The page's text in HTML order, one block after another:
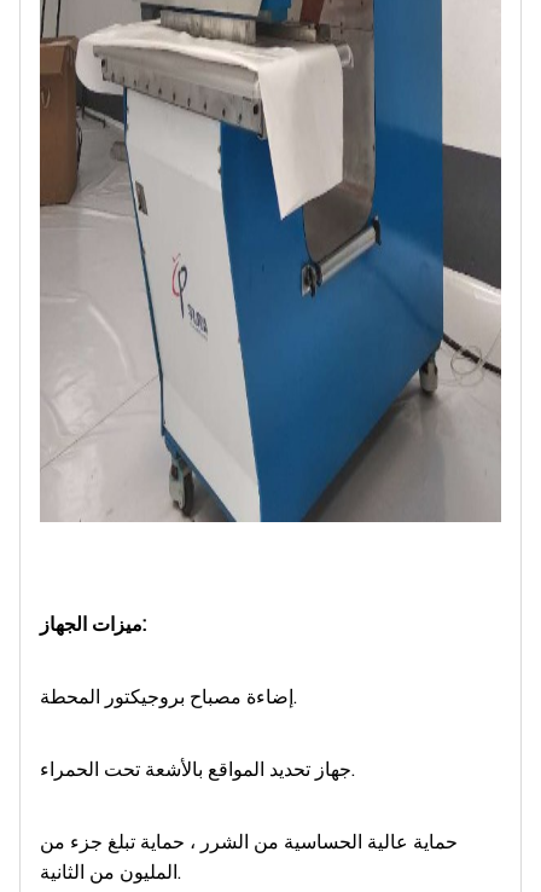
ميزات الجهاز:
إضاءة مصباح بروجيكتور المحطة.
جهاز تحديد المواقع بالأشعة تحت الحمراء.
حماية عالية الحساسية من الشرر ، حماية تبلغ جزء من
المليون من الثانية.